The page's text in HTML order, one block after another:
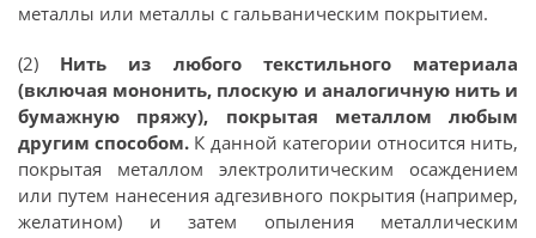
металлы или металлы с гальваническим покрытием.
(2) Нить из любого текстильного материала
(включая мононить, плоскую и аналогичную нить и
бумажную пряжу), покрытая металлом любым
другим способом. К данной категории относится нить,
покрытая металлом электролитическим осаждением
или путем нанесения адгезивного покрытия (например,
желатином) и затем опыления металлическим